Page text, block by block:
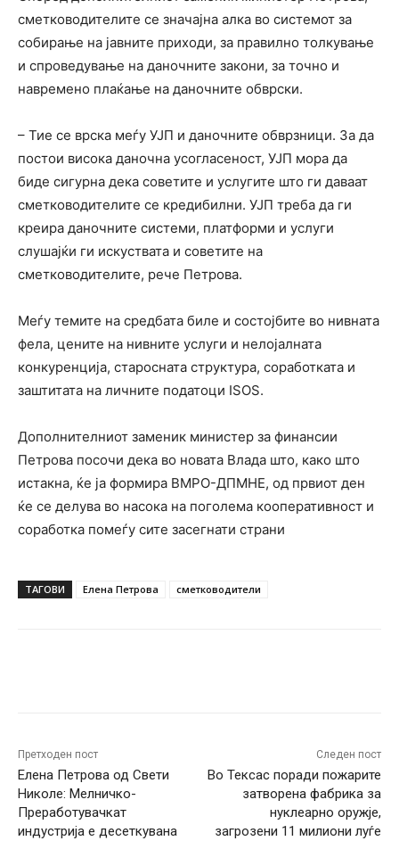
сметководителите се значајна алка во системот за
собирање на јавните приходи, за правилно толкување
и спроведување на даночните закони, за точно и
навремено плаќање на даночните обврски.
– Тие се врска меѓу УЈП и даночните обврзници. За да
постои висока даночна усогласеност, УЈП мора да
биде сигурна дека советите и услугите што ги даваат
сметководителите се кредибилни. УЈП треба да ги
креира даночните системи, платформи и услуги
слушајќи ги искуствата и советите на
сметководителите, рече Петрова.
Меѓу темите на средбата биле и состојбите во нивната
фела, цените на нивните услуги и нелојалната
конкуренција, старосната структура, соработката и
заштитата на личните податоци ISOS.
Дополнителниот заменик министер за финансии
Петрова посочи дека во новата Влада што, како што
истакна, ќе ја формира ВМРО-ДПМНЕ, од првиот ден
ќе се делува во насока на поголема кооперативност и
соработка помеѓу сите засегнати страни
ТАГОВИ Елена Петрова сметководители
Претходен пост
Елена Петрова од Свети
Николе: Мелничко-
Преработувачкат
индустрија е десеткувана
Следен пост
Во Тексас поради пожарите
затворена фабрика за
нуклеарно оружје,
загрозени 11 милиони луѓе